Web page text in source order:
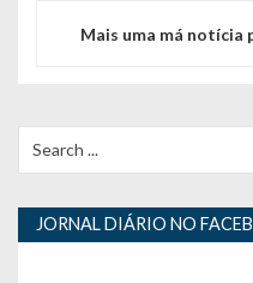
ã
o
d
Mais uma má notícia
for:
JORNAL DIÁRIO NO